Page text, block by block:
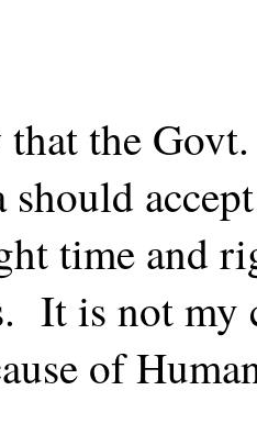
the
should
time and
It is not my
of